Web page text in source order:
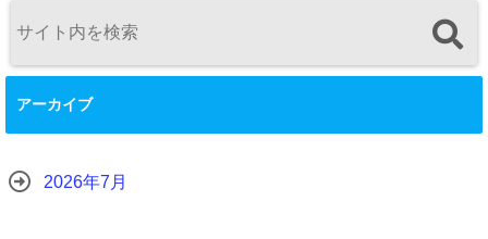
アーカイブ
2026年7月